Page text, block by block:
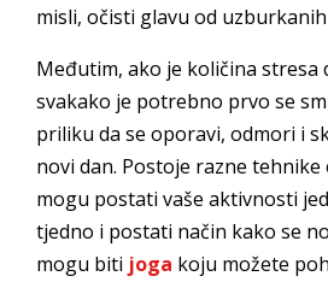
misli, očisti glavu od
Međutim, ako je količina stresa
svakako je potrebno prvo se
priliku da se oporavi, odmori i
novi dan. Postoje razne
mogu postati vaše aktivnosti
tjedno i postati način kako se
mogu biti joga koju možete